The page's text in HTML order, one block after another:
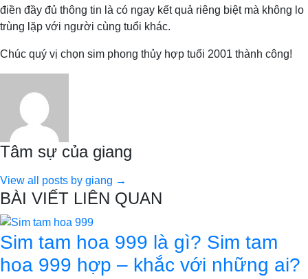
điền đầy đủ thông tin là có ngay kết quả riêng biệt mà không lo
trùng lặp với người cùng tuổi khác.
Chúc quý vị chọn sim phong thủy hợp tuổi 2001 thành công!
Tâm sự của giang
View all posts by giang →
BÀI VIẾT LIÊN QUAN
Sim tam hoa 999 là gì? Sim tam
hoa 999 hợp – khắc với những ai?